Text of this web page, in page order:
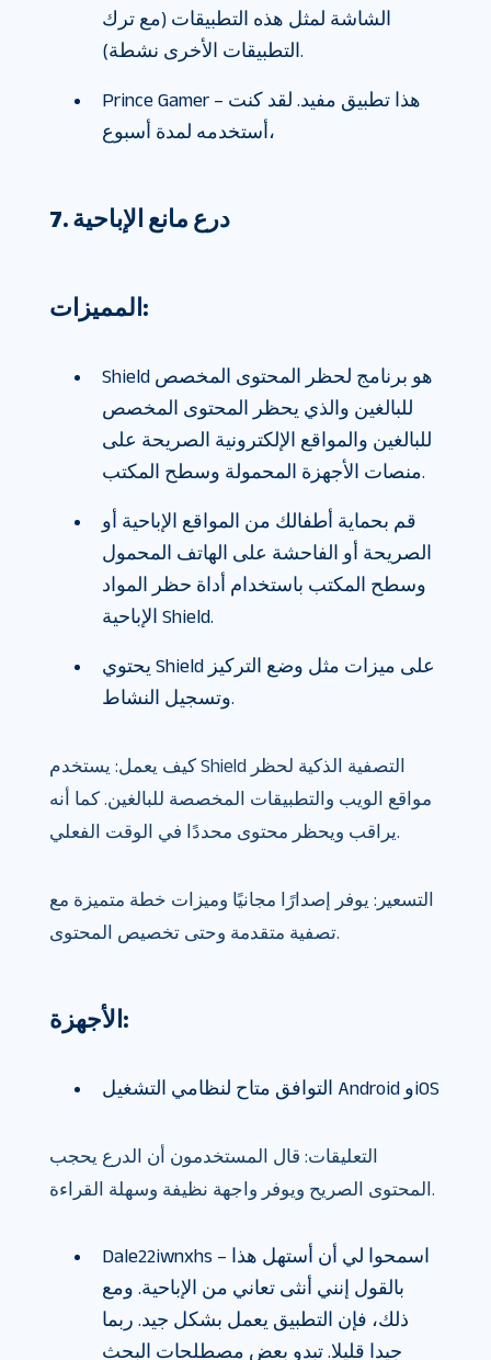
الشاشة لمثل هذه التطبيقات (مع ترك
التطبيقات الأخرى نشطة).
Prince Gamer – هذا تطبيق مفيد. لقد كنت
أستخدمه لمدة أسبوع،
7. درع مانع الإباحية
المميزات:
Shield هو برنامج لحظر المحتوى المخصص
للبالغين والذي يحظر المحتوى المخصص
للبالغين والمواقع الإلكترونية الصريحة على
منصات الأجهزة المحمولة وسطح المكتب.
قم بحماية أطفالك من المواقع الإباحية أو
الصريحة أو الفاحشة على الهاتف المحمول
وسطح المكتب باستخدام أداة حظر المواد
الإباحية Shield.
يحتوي Shield على ميزات مثل وضع التركيز
وتسجيل النشاط.
كيف يعمل: يستخدم Shield التصفية الذكية لحظر
مواقع الويب والتطبيقات المخصصة للبالغين. كما أنه
يراقب ويحظر محتوى محددًا في الوقت الفعلي.
التسعير: يوفر إصدارًا مجانيًا وميزات خطة متميزة مع
تصفية متقدمة وحتى تخصيص المحتوى.
الأجهزة:
التوافق متاح لنظامي التشغيل Android وiOS
التعليقات: قال المستخدمون أن الدرع يحجب
المحتوى الصريح ويوفر واجهة نظيفة وسهلة القراءة.
Dale22iwnxhs – اسمحوا لي أن أستهل هذا
بالقول إنني أنثى تعاني من الإباحية. ومع
ذلك، فإن التطبيق يعمل بشكل جيد. ربما
جيدا قليلا. تبدو بعض مصطلحات البحث